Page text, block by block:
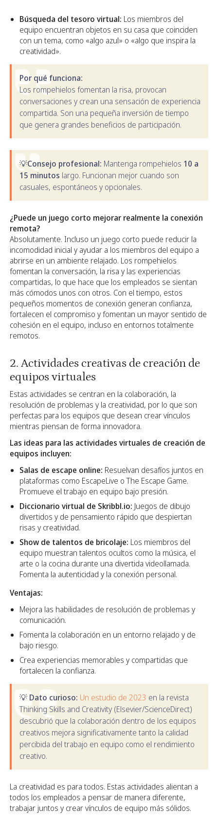
Búsqueda del tesoro virtual: Los miembros del
equipo encuentran objetos en su casa que coinciden
con un tema, como «algo azul» o «algo que inspira la
creatividad».
Por qué funciona:
Los rompehielos fomentan la risa, provocan
conversaciones y crean una sensación de experiencia
compartida. Son una pequeña inversión de tiempo
que genera grandes beneficios de participación.
💡Consejo profesional: Mantenga rompehielos 10 a
15 minutos largo. Funcionan mejor cuando son
casuales, espontáneos y opcionales.
¿Puede un juego corto mejorar realmente la conexión
remota?
Absolutamente. Incluso un juego corto puede reducir la
incomodidad inicial y ayudar a los miembros del equipo a
abrirse en un ambiente relajado. Los rompehielos
fomentan la conversación, la risa y las experiencias
compartidas, lo que hace que los empleados se sientan
más cómodos unos con otros. Con el tiempo, estos
pequeños momentos de conexión generan confianza,
fortalecen el compromiso y fomentan un mayor sentido de
cohesión en el equipo, incluso en entornos totalmente
remotos.
2. Actividades creativas de creación de
equipos virtuales
Estas actividades se centran en la colaboración, la
resolución de problemas y la creatividad, por lo que son
perfectas para los equipos que desean crear vínculos
mientras piensan de forma innovadora.
Las ideas para las actividades virtuales de creación de
equipos incluyen:
Salas de escape online: Resuelvan desafíos juntos en
plataformas como EscapeLive o The Escape Game.
Promueve el trabajo en equipo bajo presión.
Diccionario virtual de Skribbl.io: Juegos de dibujo
divertidos y de pensamiento rápido que despiertan
risas y creatividad.
Show de talentos de bricolaje: Los miembros del
equipo muestran talentos ocultos como la música, el
arte o la cocina durante una divertida videollamada.
Fomenta la autenticidad y la conexión personal.
Ventajas:
Mejora las habilidades de resolución de problemas y
comunicación.
Fomenta la colaboración en un entorno relajado y de
bajo riesgo.
Crea experiencias memorables y compartidas que
fortalecen la confianza.
💡 Dato curioso: Un estudio de 2023 en la revista
Thinking Skills and Creativity (Elsevier/ScienceDirect)
descubrió que la colaboración dentro de los equipos
creativos mejora significativamente tanto la calidad
percibida del trabajo en equipo como el rendimiento
creativo.
La creatividad es para todos. Estas actividades alientan a
todos los empleados a pensar de manera diferente,
trabajar juntos y crear vínculos de equipo más sólidos.